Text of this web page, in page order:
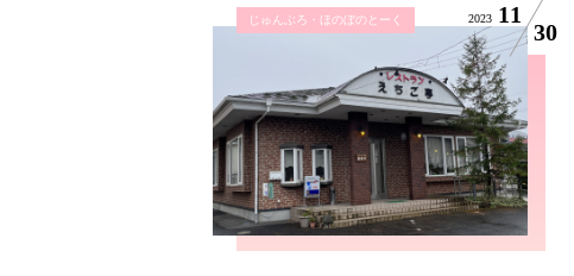
じゅんぶろ・ほのぼのとーく 2023 11
30